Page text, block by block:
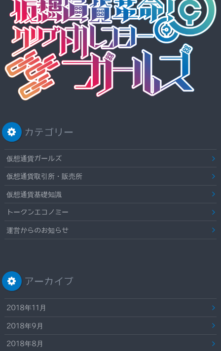
カテゴリー
仮想通貨ガールズ
仮想通貨取引所・販売所
仮想通貨基礎知識
トークンエコノミー
運営からのお知らせ
アーカイブ
2018年11月
2018年9月
2018年8月